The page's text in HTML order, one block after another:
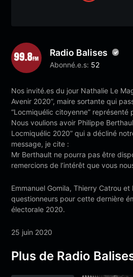
Radio Balises
Abonné.e.s: 52
Nos invité.es du jour Nathalie Le
Avenir 2020”, maire sortante qui
“Locmiquélic citoyenne” représenté
Nous voulions avoir Philippe
Locmiquélic 2020” qui a décliné
message, je cite :
Mr Berthault ne pourra pas être
remercions de l’intérêt que vous
Emmanuel Gomila, Thierry Catrou
questionneurs pour cette dernière
électorale 2020.
25 juin 2020
Plus de Radio